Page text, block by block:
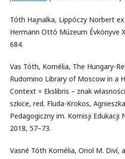
Tóth Hajnalka, Lippóczy Norbert
Hermann Ottó Múzeum Évkönyve
684.
Vas Tóth, Kornélia, The Hungary-
Rudomino Library of Moscow in a
Context = Ekslibris – znak
szkice, red. Fluda-Krokos,
Pedagogiczny im. Komisji Edukacji
2018, 57–73.
Vasné Tóth Kornélia, Oriol M. Diví,